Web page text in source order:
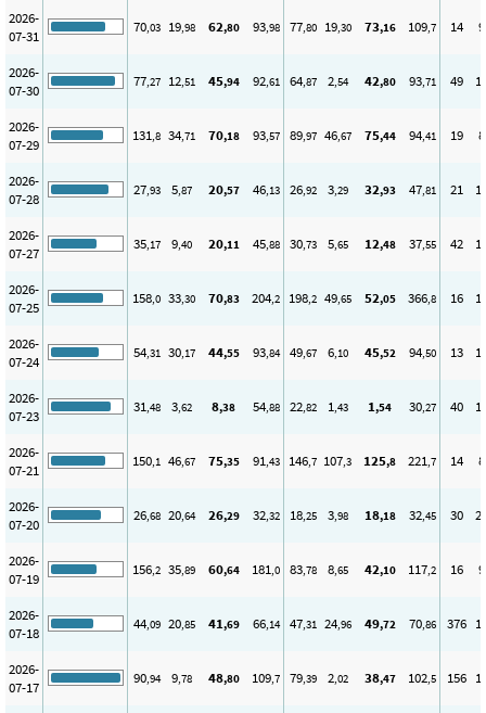
2026-
07-31
70,03 19,98 62,80 93,98 77,80 19,30 73,16 109,7 14 9
2026-
07-30
77,27 12,51 45,94 92,61 64,87 2,54 42,80 93,71 49
2026-
07-29
131,8 34,71 70,18 93,57 89,97 46,67 75,44 94,41 19 8
2026-
07-28
27,93 5,87 20,57 46,13 26,92 3,29 32,93 47,81 21
2026-
07-27
35,17 9,40 20,11 45,88 30,73 5,65 12,48 37,55 42
2026-
07-25
158,0 33,30 70,83 204,2 198,2 49,65 52,05 366,8 16
2026-
07-24
54,31 30,17 44,55 93,84 49,67 6,10 45,52 94,50 13
2026-
07-23
31,48 3,62 8,38 54,88 22,82 1,43 1,54 30,27 40
2026-
07-21
150,1 46,67 75,35 91,43 146,7 107,3 125,8 221,7 14 8
2026-
07-20
26,68 20,64 26,29 32,32 18,25 3,98 18,18 32,45 30
2026-
07-19
156,2 35,89 60,64 181,0 83,78 8,65 42,10 117,2 16 9
2026-
07-18
44,09 20,85 41,69 66,14 47,31 24,96 49,72 70,86 376
2026-
07-17
90,94 9,78 48,80 109,7 79,39 2,02 38,47 102,5 156